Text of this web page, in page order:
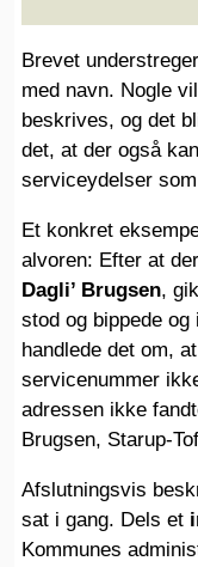
Brevet
med navn. Nogle
beskrives, og det
det, at der også
serviceydelser som
Et konkret
alvoren: Efter at
Dagli’ Brugsen,
stod og bippede
handlede det om,
servicenummer
adressen ikke
Brugsen, Starup-
Afslutningsvis
sat i gang. Dels et
Kommunes